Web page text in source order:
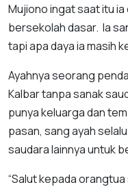
Mujiono ingat saat itu ia
bersekolah dasar. Ia
tapi apa daya ia masih
Ayahnya seorang
Kalbar tanpa sanak
punya keluarga dan
pasan, sang ayah
saudara lainnya untuk
“Salut kepada orangtua